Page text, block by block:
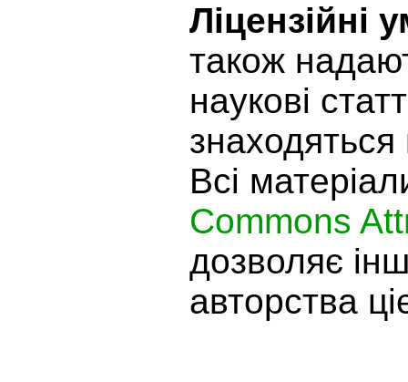
Ліцензійні
також
наукові
знаходяться
Всі
Commons
дозволяє
авторства